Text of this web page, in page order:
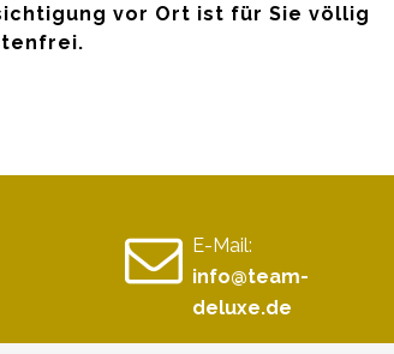
vor Ort ist für Sie völlig
E-Mail:
info@team-
deluxe.de